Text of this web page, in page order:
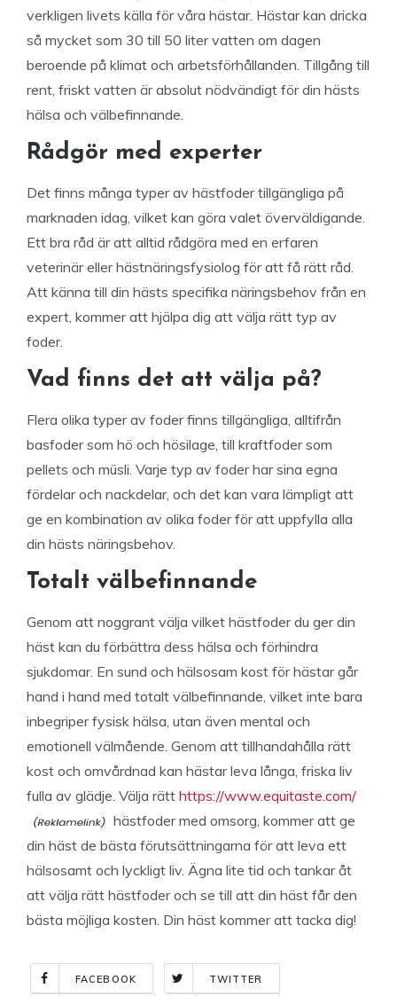
verkligen livets källa för våra hästar. Hästar kan dricka
så mycket som 30 till 50 liter vatten om dagen
beroende på klimat och arbetsförhållanden. Tillgång till
rent, friskt vatten är absolut nödvändigt för din hästs
hälsa och välbefinnande.
Rådgör med experter
Det finns många typer av hästfoder tillgängliga på
marknaden idag, vilket kan göra valet överväldigande.
Ett bra råd är att alltid rådgöra med en erfaren
veterinär eller hästnäringsfysiolog för att få rätt råd.
Att känna till din hästs specifika näringsbehov från en
expert, kommer att hjälpa dig att välja rätt typ av
foder.
Vad finns det att välja på?
Flera olika typer av foder finns tillgängliga, alltifrån
basfoder som hö och hösilage, till kraftfoder som
pellets och müsli. Varje typ av foder har sina egna
fördelar och nackdelar, och det kan vara lämpligt att
ge en kombination av olika foder för att uppfylla alla
din hästs näringsbehov.
Totalt välbefinnande
Genom att noggrant välja vilket hästfoder du ger din
häst kan du förbättra dess hälsa och förhindra
sjukdomar. En sund och hälsosam kost för hästar går
hand i hand med totalt välbefinnande, vilket inte bara
inbegriper fysisk hälsa, utan även mental och
emotionell välmående. Genom att tillhandahålla rätt
kost och omvårdnad kan hästar leva långa, friska liv
fulla av glädje. Välja rätt https://www.equitaste.com/
hästfoder med omsorg, kommer att ge
din häst de bästa förutsättningarna för att leva ett
hälsosamt och lyckligt liv. Ägna lite tid och tankar åt
att välja rätt hästfoder och se till att din häst får den
bästa möjliga kosten. Din häst kommer att tacka dig!
FACEBOOK TWITTER